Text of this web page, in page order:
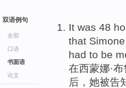
双语例句
全部
口语
书面语
论文
It was 48
that Simone
had to be
在西蒙娜·布
后 ， 她被告